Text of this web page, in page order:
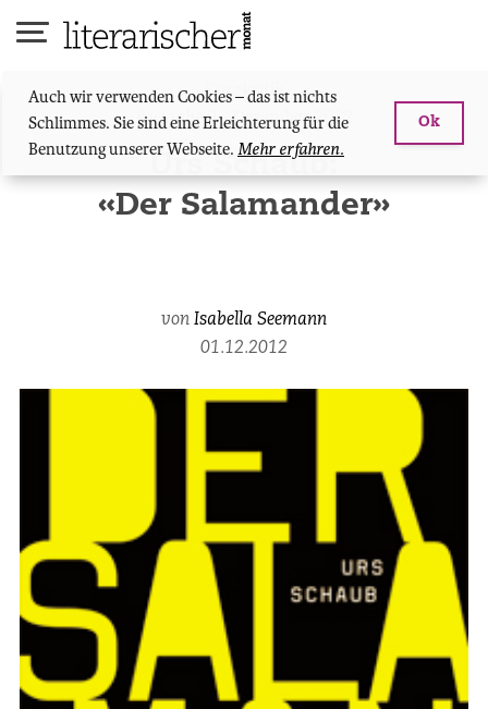
Auch wir verwenden Cookies – das ist nichts
Schlimmes. Sie sind eine Erleichterung für die
Benutzung unserer Webseite. Mehr erfahren.
Ok
Kurzkritik
Ausgabe 9 - Dezember 2012
Urs Schaub:
«Der Salamander»
von Isabella Seemann
01.12.2012